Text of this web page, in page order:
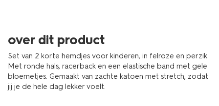
over dit product
Set van 2 korte hemdjes voor kinderen, in felroze en perzik.
Met ronde hals, racerback en een elastische band met gele
bloemetjes. Gemaakt van zachte katoen met stretch, zodat
jij je de hele dag lekker voelt.